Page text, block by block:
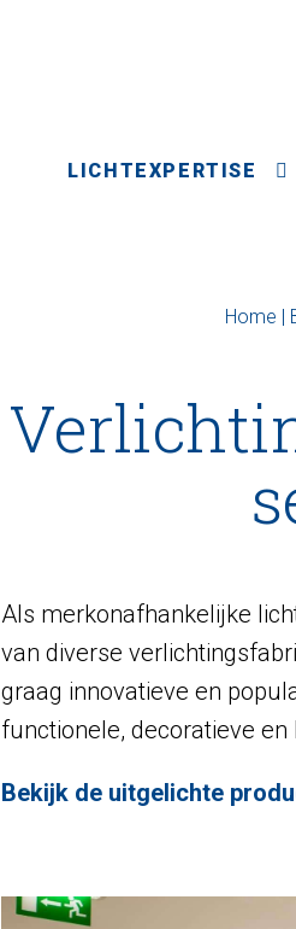
LICHTEXPERTISE
Home
Als merkonafhankelijke
van diverse
graag innovatieve en
functionele, decoratieve
Bekijk de uitgelichte